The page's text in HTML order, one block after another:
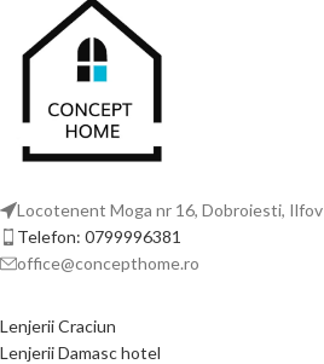
Locotenent Moga nr 16, Dobroiesti, Ilfov
Telefon: 0799996381
office@concepthome.ro
Lenjerii Craciun
Lenjerii Damasc hotel